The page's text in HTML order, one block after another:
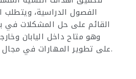
القائم على حل المشكلات في
وهو متاح داخل اليابان
على تطوير المهارات في مجال البحث وتحليل البيانات.